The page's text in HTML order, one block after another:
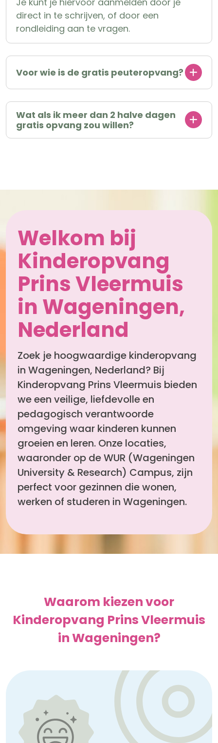
direct in te schrijven, of door een
rondleiding aan te vragen.
Voor wie is de gratis peuteropvang?
Wat als ik meer dan 2 halve dagen
gratis opvang zou willen?
Welkom bij
Kinderopvang
Prins Vleermuis
in Wageningen,
Nederland
Zoek je hoogwaardige kinderopvang
in Wageningen, Nederland? Bij
Kinderopvang Prins Vleermuis bieden
we een veilige, liefdevolle en
pedagogisch verantwoorde
omgeving waar kinderen kunnen
groeien en leren. Onze locaties,
waaronder op de WUR (Wageningen
University & Research) Campus, zijn
perfect voor gezinnen die wonen,
werken of studeren in Wageningen.
Waarom kiezen voor
Kinderopvang Prins Vleermuis
in Wageningen?